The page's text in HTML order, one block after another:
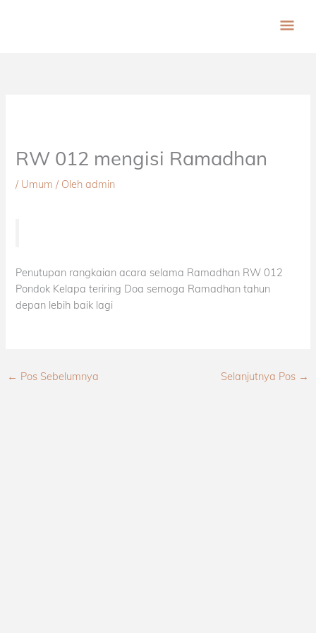
RW 012 mengisi Ramadhan
/ Umum / Olehadmin
Penutupan rangkaian acara selama Ramadhan RW 012
Pondok Kelapa teriring Doa semoga Ramadhan tahun
depan lebih baik lagi
← Pos Sebelumnya Selanjutnya Pos →